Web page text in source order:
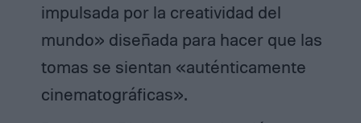
impulsada por la creatividad del
mundo» diseñada para hacer que las
tomas se sientan «auténticamente
cinematográficas».